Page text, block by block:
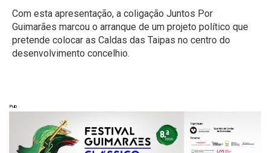
Com esta apresentação, a coligação Juntos Por
Guimarães marcou o arranque de um projeto político que
pretende colocar as Caldas das Taipas no centro do
desenvolvimento concelhio.
Pub